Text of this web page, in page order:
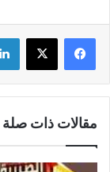
مقالات ذات صلة